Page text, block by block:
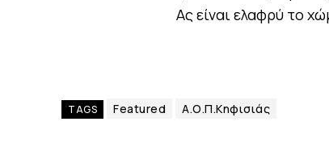
Ας είναι ελαφρύ το
TAGS Featured Α.Ο.Π.Κηφισιάς